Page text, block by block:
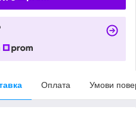
Оплата Умови